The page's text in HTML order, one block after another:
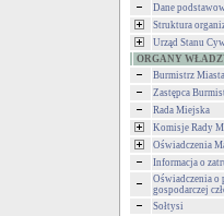
Dane
Struktura
Urząd Stanu
ORGANY
Burmistrz
Zastępca
Rada Miejska
Komisje Rady
Oświadczenia
Informacja o
Oświadczenia o
gospodarczej
Sołtysi